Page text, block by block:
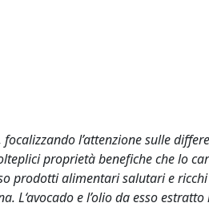
l’attenzione sulle
proprietà benefiche che lo
prodotti alimentari salutari e
e l’olio da esso